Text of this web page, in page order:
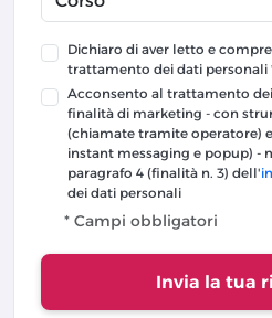
Dichiaro di aver letto e
trattamento dei dati personali
Acconsento al trattamento
finalità di marketing - con
(chiamate tramite operatore)
instant messaging e popup) -
paragrafo 4 (finalità n. 3) dell'
dei dati personali
* Campi obbligatori
Invia la tua